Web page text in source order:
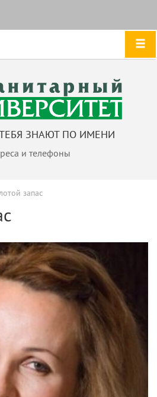
ТЕБЯ ЗНАЮТ ПО ИМЕНИ
и телефоны
запас